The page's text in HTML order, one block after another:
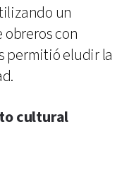
un
obreros con
permitió eludir la
cultural